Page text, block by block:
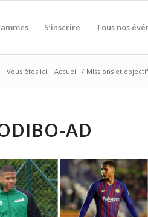
S’inscrire Tous nos
Vous êtes ici : Accueil / Missions et
AD